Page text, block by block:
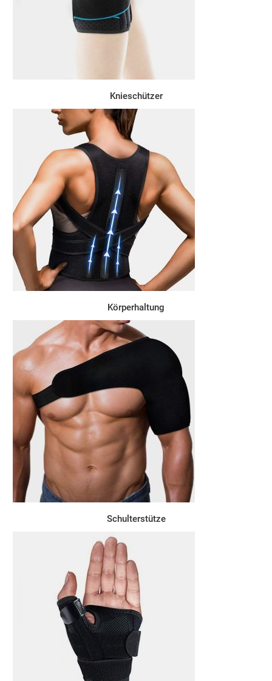
Knieschützer
Körperhaltung
Schulterstütze